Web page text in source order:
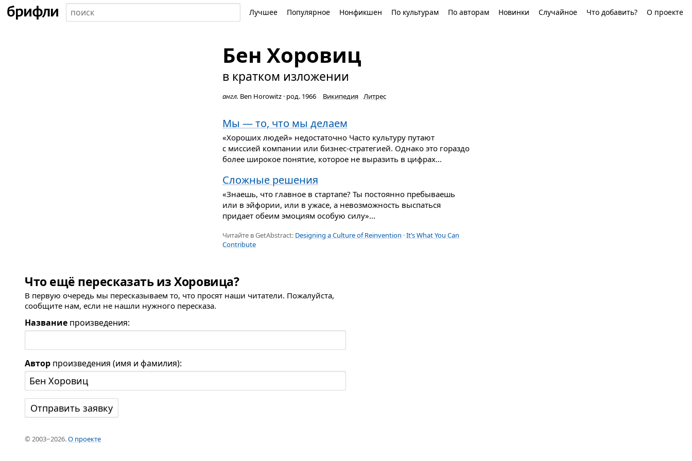
Лучшее Популярное Нонфикшен По культурам По авторам Новинки Случайное Что добавить? О проекте
Бен Хоровиц
в кратком изложении
англ. Ben Horowitz · род. 1966 Википедия Литрес
Мы — то, что мы делаем
«Хороших людей» недостаточно Часто культуру путают
с миссией компании или бизнес-стратегией. Однако это гораздо
более широкое понятие, которое не выразить в цифрах...
Сложные решения
«Знаешь, что главное в стартапе? Ты постоянно пребываешь
или в эйфории, или в ужасе, а невозможность выспаться
придает обеим эмоциям особую силу»...
Читайте в GetAbstract: Designing a Culture of Reinvention ·It’s What You Can
Contribute
Что ещё пересказать из Хоровица?
В первую очередь мы пересказываем то, что просят наши читатели. Пожалуйста,
сообщите нам, если не нашли нужного пересказа.
Название произведения:
Автор произведения (имя и фамилия):
© 2003−2026.О проекте